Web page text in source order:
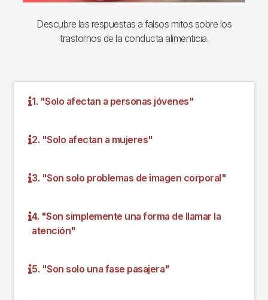
Descubre las respuestas a falsos mitos sobre los
trastornos de la conducta alimenticia.
1. "Solo afectan a personas jóvenes"
2. "Solo afectan a mujeres"
3. "Son solo problemas de imagen corporal"
4. "Son simplemente una forma de llamar la
atención"
5. "Son solo una fase pasajera"